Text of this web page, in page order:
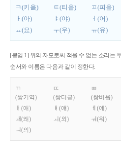
ㅋ(키읔)
ㅌ(티읕) ㅍ(피읖)
ㅏ(아)
ㅑ(야) ㅓ(어)
ㅛ(요)
ㅜ(우) ㅠ(유)
[붙임 1] 위의 자모로써 적을 수 없는 소리는
순서와 이름은 다음과 같이 정한다.
ㄲ
(쌍기역)
ㄸ
(쌍디귿)
ㅃ
(쌍비읍)
ㅐ(애)
ㅒ(얘) ㅔ(에)
ㅙ(왜)
ㅚ(외) ㅝ(워)
ㅢ(의)